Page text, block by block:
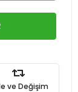
ve Değişim